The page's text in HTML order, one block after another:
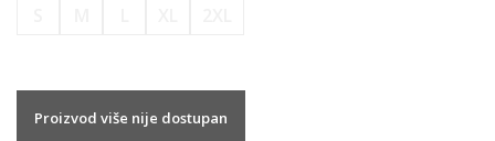
Proizvod više nije dostupan